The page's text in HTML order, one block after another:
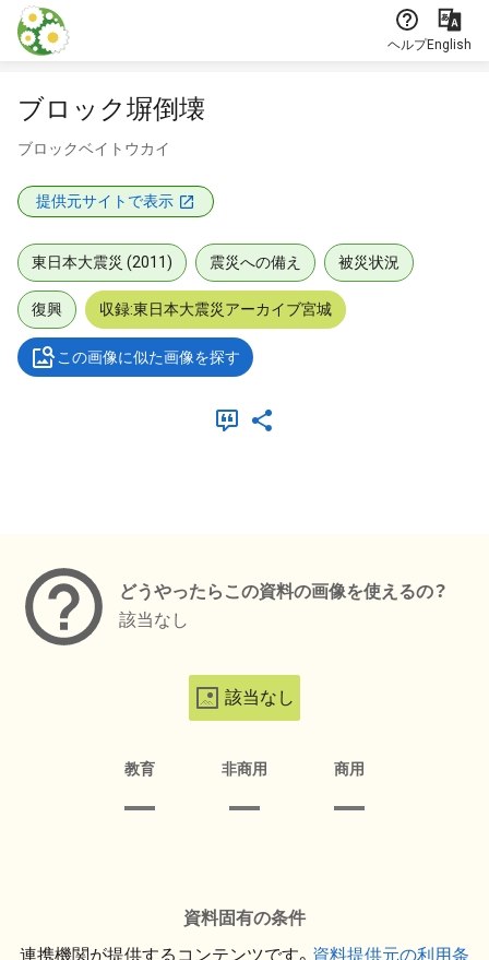
本文に飛ぶ
ヘルプEnglish
ブロック塀倒壊
ブロックベイトウカイ
提供元サイトで表示
東日本大震災 (2011) 震災への備え 被災状況
復興 収録:東日本大震災アーカイブ宮城
この画像に似た画像を探す
どうやったらこの資料の画像を使えるの？
該当なし
該当なし
教育 非商用 商用
資料固有の条件
連携機関が提供するコンテンツです。 資料提供元の利用条